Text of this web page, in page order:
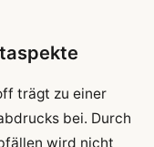
trägt zu einer
bei. Durch
wird nicht